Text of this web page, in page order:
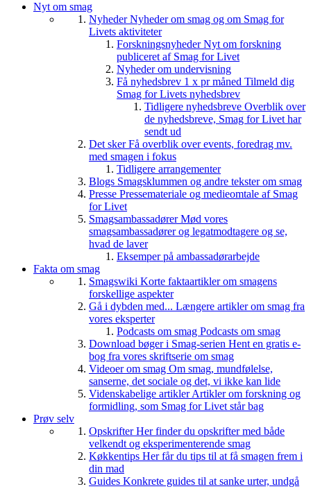
Nyt om smag
NyhederNyheder om smag og om Smag for
Livets aktiviteter
ForskningsnyhederNyt om forskning
publiceret af Smag for Livet
Nyheder om undervisning
Få nyhedsbrev 1 x pr måned Tilmeld dig
Smag for Livets nyhedsbrev
Tidligere nyhedsbreve Overblik over
de nyhedsbreve, Smag for Livet har
sendt ud
Det skerFå overblik over events, foredrag mv.
med smagen i fokus
Tidligere arrangementer
Blogs Smagsklummen og andre tekster om smag
Presse Pressemateriale og medieomtale af Smag
for Livet
SmagsambassadørerMød vores
smagsambassadører og legatmodtagere og se,
hvad de laver
Eksemper på ambassadørarbejde
Fakta om smag
Smagswiki Korte faktaartikler om smagens
forskellige aspekter
Gå i dybden med... Længere artikler om smag fra
vores eksperter
Podcasts om smag Podcasts om smag
Download bøger i Smag-serien Hent en gratis e-
bog fra vores skriftserie om smag
Videoer om smag Om smag, mundfølelse,
sanserne, det sociale og det, vi ikke kan lide
Videnskabelige artiklerArtikler om forskning og
formidling, som Smag for Livet står bag
Prøv selv
OpskrifterHer finder du opskrifter med både
velkendt og eksperimenterende smag
Køkkentips Her får du tips til at få smagen frem i
din mad
Guides Konkrete guides til at sanke urter, undgå